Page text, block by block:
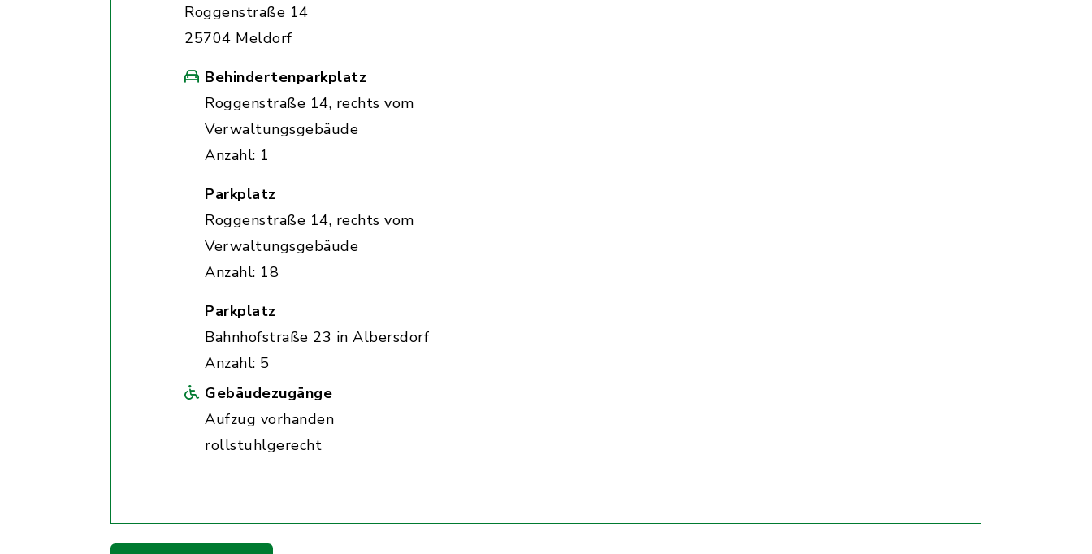
Roggenstraße 14
25704 Meldorf
Behindertenparkplatz
Roggenstraße 14, rechts vom
Verwaltungsgebäude
Anzahl: 1
Parkplatz
Roggenstraße 14, rechts vom
Verwaltungsgebäude
Anzahl: 18
Parkplatz
Bahnhofstraße 23 in Albersdorf
Anzahl: 5
Gebäudezugänge
Aufzug vorhanden
rollstuhlgerecht